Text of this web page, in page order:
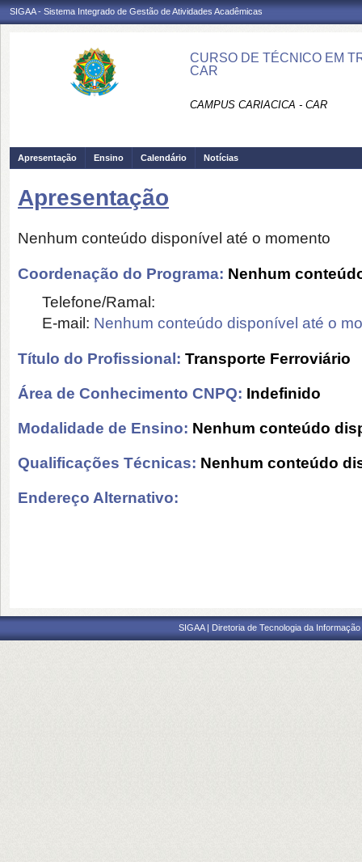
SIGAA - Sistema Integrado de Gestão de Atividades Acadêmicas
CURSO DE TÉCNICO EM
CAR
CAMPUS CARIACICA - CAR
Apresentação Ensino Calendário Notícias
Apresentação
Nenhum conteúdo disponível até o momento
Coordenação do Programa: Nenhum
Telefone/Ramal:
E-mail: Nenhum conteúdo disponível até o
Título do Profissional: Transporte Ferroviário
Área de Conhecimento CNPQ: Indefinido
Modalidade de Ensino: Nenhum conteúdo
Qualificações Técnicas: Nenhum conteúdo
Endereço Alternativo:
SIGAA | Diretoria de Tecnologia da